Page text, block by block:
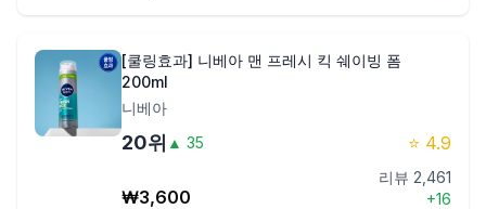
[쿨링효과] 니베아 맨 프레시 킥 쉐이빙 폼
200ml
니베아
20위 ▲ 35 ⭐ 4.9
₩3,600
리뷰 2,461
+16